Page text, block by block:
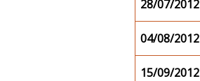
28/07/2012
04/08/2012
15/09/2012